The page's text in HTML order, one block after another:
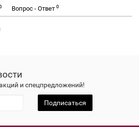
Вопрос - Ответ 0
и спецпредложений!
Подписаться